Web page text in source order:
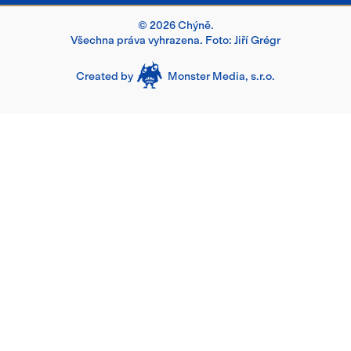
Jízdní řády
Svaz měst a obcí České republiky
Berounsko
Františkánský klášter v Hájku
Ochrana osobních údajů
Prohlášení o přístupnosti
Archiv webových stránek obce Chýně
Mapa stránek
© 2026 Chýně.
Všechna práva vyhrazena. Foto: Jiří Grégr
Created by Monster Media, s.r.o.